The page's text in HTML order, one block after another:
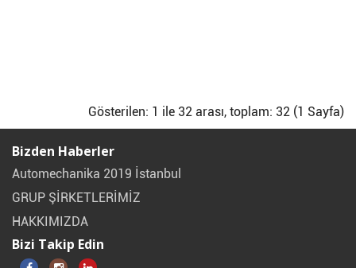
Gösterilen: 1 ile 32 arası, toplam: 32 (1 Sayfa)
Bizden Haberler
Automechanika 2019 İstanbul
GRUP ŞİRKETLERİMİZ
HAKKIMIZDA
Bizi Takip Edin